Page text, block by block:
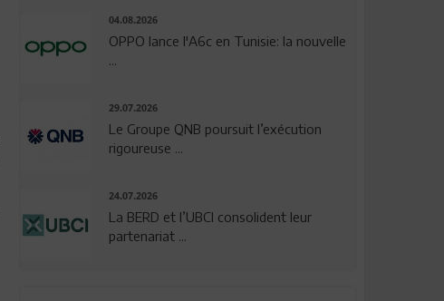
04.08.2026
OPPO lance l'A6c en Tunisie: la nouvelle
...
29.07.2026
Le Groupe QNB poursuit l’exécution
rigoureuse ...
24.07.2026
La BERD et l’UBCI consolident leur
partenariat ...